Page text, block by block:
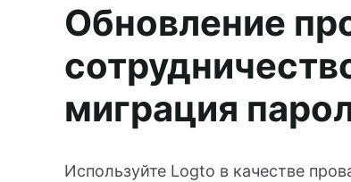
Обновление
миграция
Используйте Logto в качестве